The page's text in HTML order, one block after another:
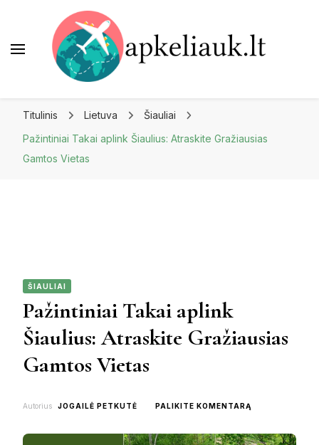
Titulinis Lietuva
Šiauliai
Pažintiniai Takai aplink Šiaulius: Atraskite Gražiausias
Gamtos Vietas
ŠIAULIAI
Pažintiniai Takai aplink
Šiaulius: Atraskite Gražiausias
Gamtos Vietas
Autorius JOGAILĖ PETKUTĖ PALIKITE KOMENTARĄ